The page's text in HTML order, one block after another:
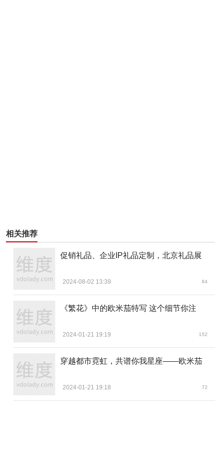
相关推荐
促销礼品、企业IP礼品定制，北京礼品展
2024-08-02 13:39 84
《繁花》中的欧米茄特写 这个细节你注
2024-01-21 19:19 152
穿越都市霓虹，共谱你我星座——欧米茄
2024-01-21 19:18 72